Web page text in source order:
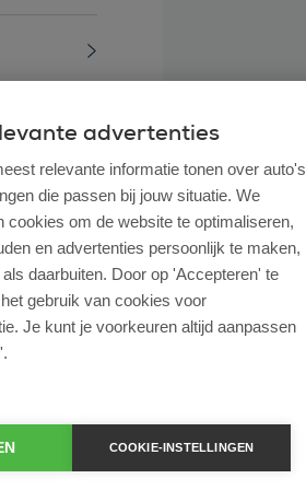
advertenties
relevante informatie tonen over auto's
die passen bij jouw situatie. We
cookies om de website te optimaliseren,
en advertenties persoonlijk te maken,
daarbuiten. Door op 'Accepteren' te
gebruik van cookies voor
Je kunt je voorkeuren altijd aanpassen
COOKIE-INSTELLINGEN